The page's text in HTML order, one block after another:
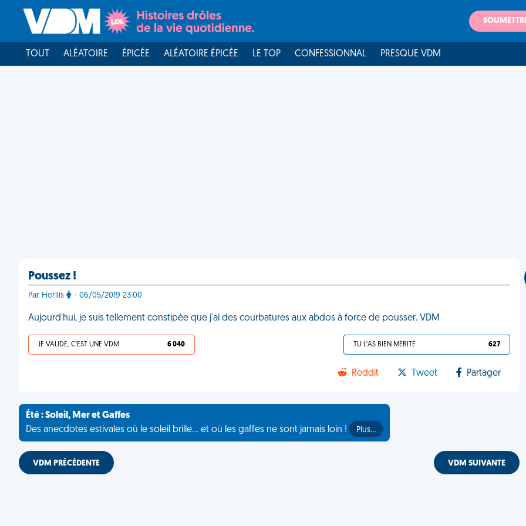
TOUT ALÉATOIRE ÉPICÉE ALÉATOIRE ÉPICÉE LE TOP CONFESSIONNAL PRESQUE VDM
Poussez !
Par Herilis - 06/05/2019 23:00
Aujourd'hui, je suis tellement constipée que j'ai des courbatures aux abdos à force de pousser. VDM
JE VALIDE, C'EST UNE VDM 6 040 TU L'AS BIEN MÉRITÉ 627
Reddit Tweet Partager
Été : Soleil, Mer et Gaffes
Des anecdotes estivales où le soleil brille... et où les gaffes ne sont jamais loin !
Plus…
VDM PRÉCÉDENTE VDM SUIVANTE